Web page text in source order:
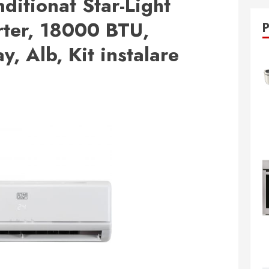
18000 BTU,
Alb, Kit instalare